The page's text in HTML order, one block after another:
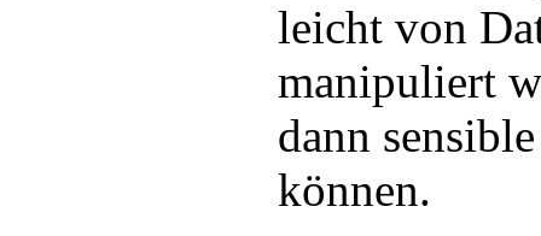
leicht von
manipuliert
dann
können.